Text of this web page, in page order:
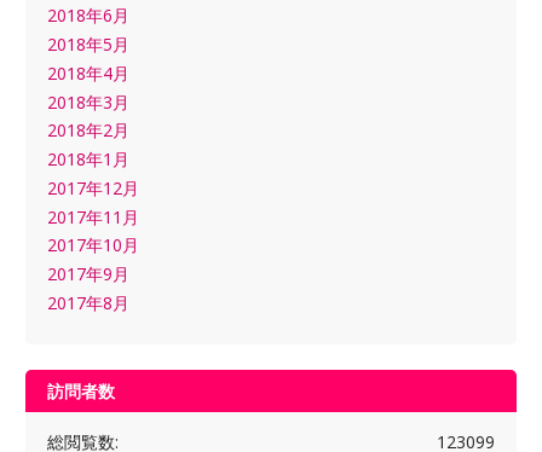
2018年6月
2018年5月
2018年4月
2018年3月
2018年2月
2018年1月
2017年12月
2017年11月
2017年10月
2017年9月
2017年8月
訪問者数
123099
総閲覧数: